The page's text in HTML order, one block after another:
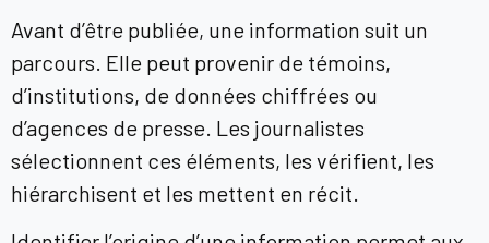
Avant d’être publiée, une information suit un
parcours. Elle peut provenir de témoins,
d’institutions, de données chiffrées ou
d’agences de presse. Les journalistes
sélectionnent ces éléments, les vérifient, les
hiérarchisent et les mettent en récit.